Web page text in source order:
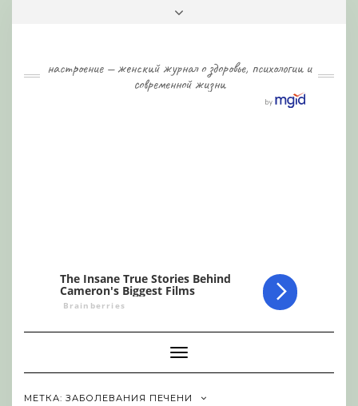
настроение — женский журнал о здоровье, психологии и
современной жизни
Toggle
Navigation
МЕТКА: ЗАБОЛЕВАНИЯ ПЕЧЕНИ